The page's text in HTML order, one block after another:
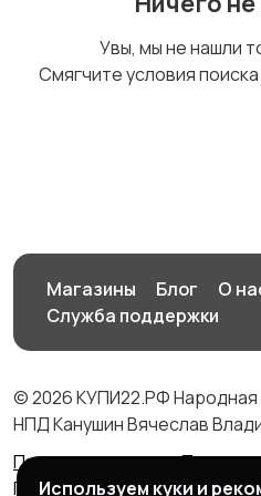
Увы, мы не нашли
Смягчите условия
Магазины Блог
О
Служба поддержки
© 2026 КУПИ22.РФ Народная
НПД Канушин Вячеслав
Правила сервиса
Политика использования
Используем куки и